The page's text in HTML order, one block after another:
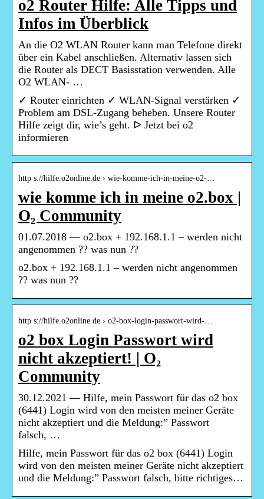
o2 Router Hilfe: Alle Tipps und
Infos im Überblick
An die O2 WLAN Router kann man Telefone direkt
über ein Kabel anschließen. Alternativ lassen sich
die Router als DECT Basisstation verwenden. Alle
O2 WLAN- …
✓ Router einrichten ✓ WLAN-Signal verstärken ✓
Problem am DSL-Zugang beheben. Unsere Router
Hilfe zeigt dir, wie’s geht. ᐅ Jetzt bei o2
informieren
http s://hilfe.o2online.de › wie-komme-ich-in-meine-o2-…
wie komme ich in meine o2.box |
O₂ Community
01.07.2018 — o2.box + 192.168.1.1 – werden nicht
angenommen ?? was nun ??
o2.box + 192.168.1.1 – werden nicht angenommen
?? was nun ??
http s://hilfe.o2online.de › o2-box-login-passwort-wird-…
o2 box Login Passwort wird
nicht akzeptiert! | O₂
Community
30.12.2021 — Hilfe, mein Passwort für das o2 box
(6441) Login wird von den meisten meiner Geräte
nicht akzeptiert und die Meldung:” Passwort
falsch, …
Hilfe, mein Passwort für das o2 box (6441) Login
wird von den meisten meiner Geräte nicht akzeptiert
und die Meldung:” Passwort falsch, bitte richtiges…